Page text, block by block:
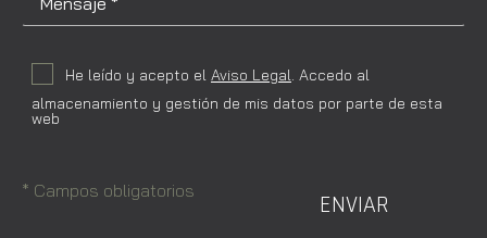
He leído y acepto el Aviso Legal. Accedo al
almacenamiento y gestión de mis datos por parte de esta
web
* Campos obligatorios ENVIAR